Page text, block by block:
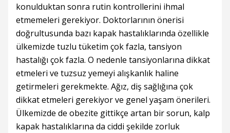
konulduktan sonra rutin kontrollerini ihmal
etmemeleri gerekiyor. Doktorlarının önerisi
doğrultusunda bazı kapak hastalıklarında özellikle
ülkemizde tuzlu tüketim çok fazla, tansiyon
hastalığı çok fazla. O nedenle tansiyonlarına dikkat
etmeleri ve tuzsuz yemeyi alışkanlık haline
getirmeleri gerekmekte. Ağız, diş sağlığına çok
dikkat etmeleri gerekiyor ve genel yaşam önerileri.
Ülkemizde de obezite gittikçe artan bir sorun, kalp
kapak hastalıklarına da ciddi şekilde zorluk